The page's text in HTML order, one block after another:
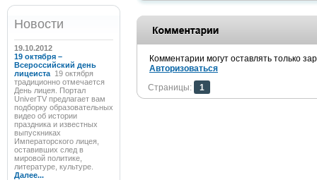
Новости
19.10.2012
19 октября –
Всероссийский день
лицеиста 19 октября
традиционно отмечается
День лицея. Портал
UniverTV предлагает вам
подборку образовательных
видео об истории
праздника и известных
выпускниках
Императорского лицея,
оставивших след в
мировой политике,
литературе, культуре.
Далее...
Комментарии могут оставлять только
Авторизоваться
Страницы:
1